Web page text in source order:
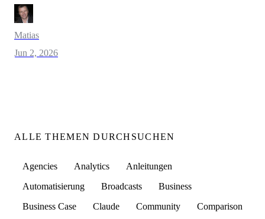
Matias
Jun 2, 2026
ALLE THEMEN DURCHSUCHEN
Agencies Analytics
Anleitungen
Automatisierung
Broadcasts
Business
Business Case
Claude Community
Comparison